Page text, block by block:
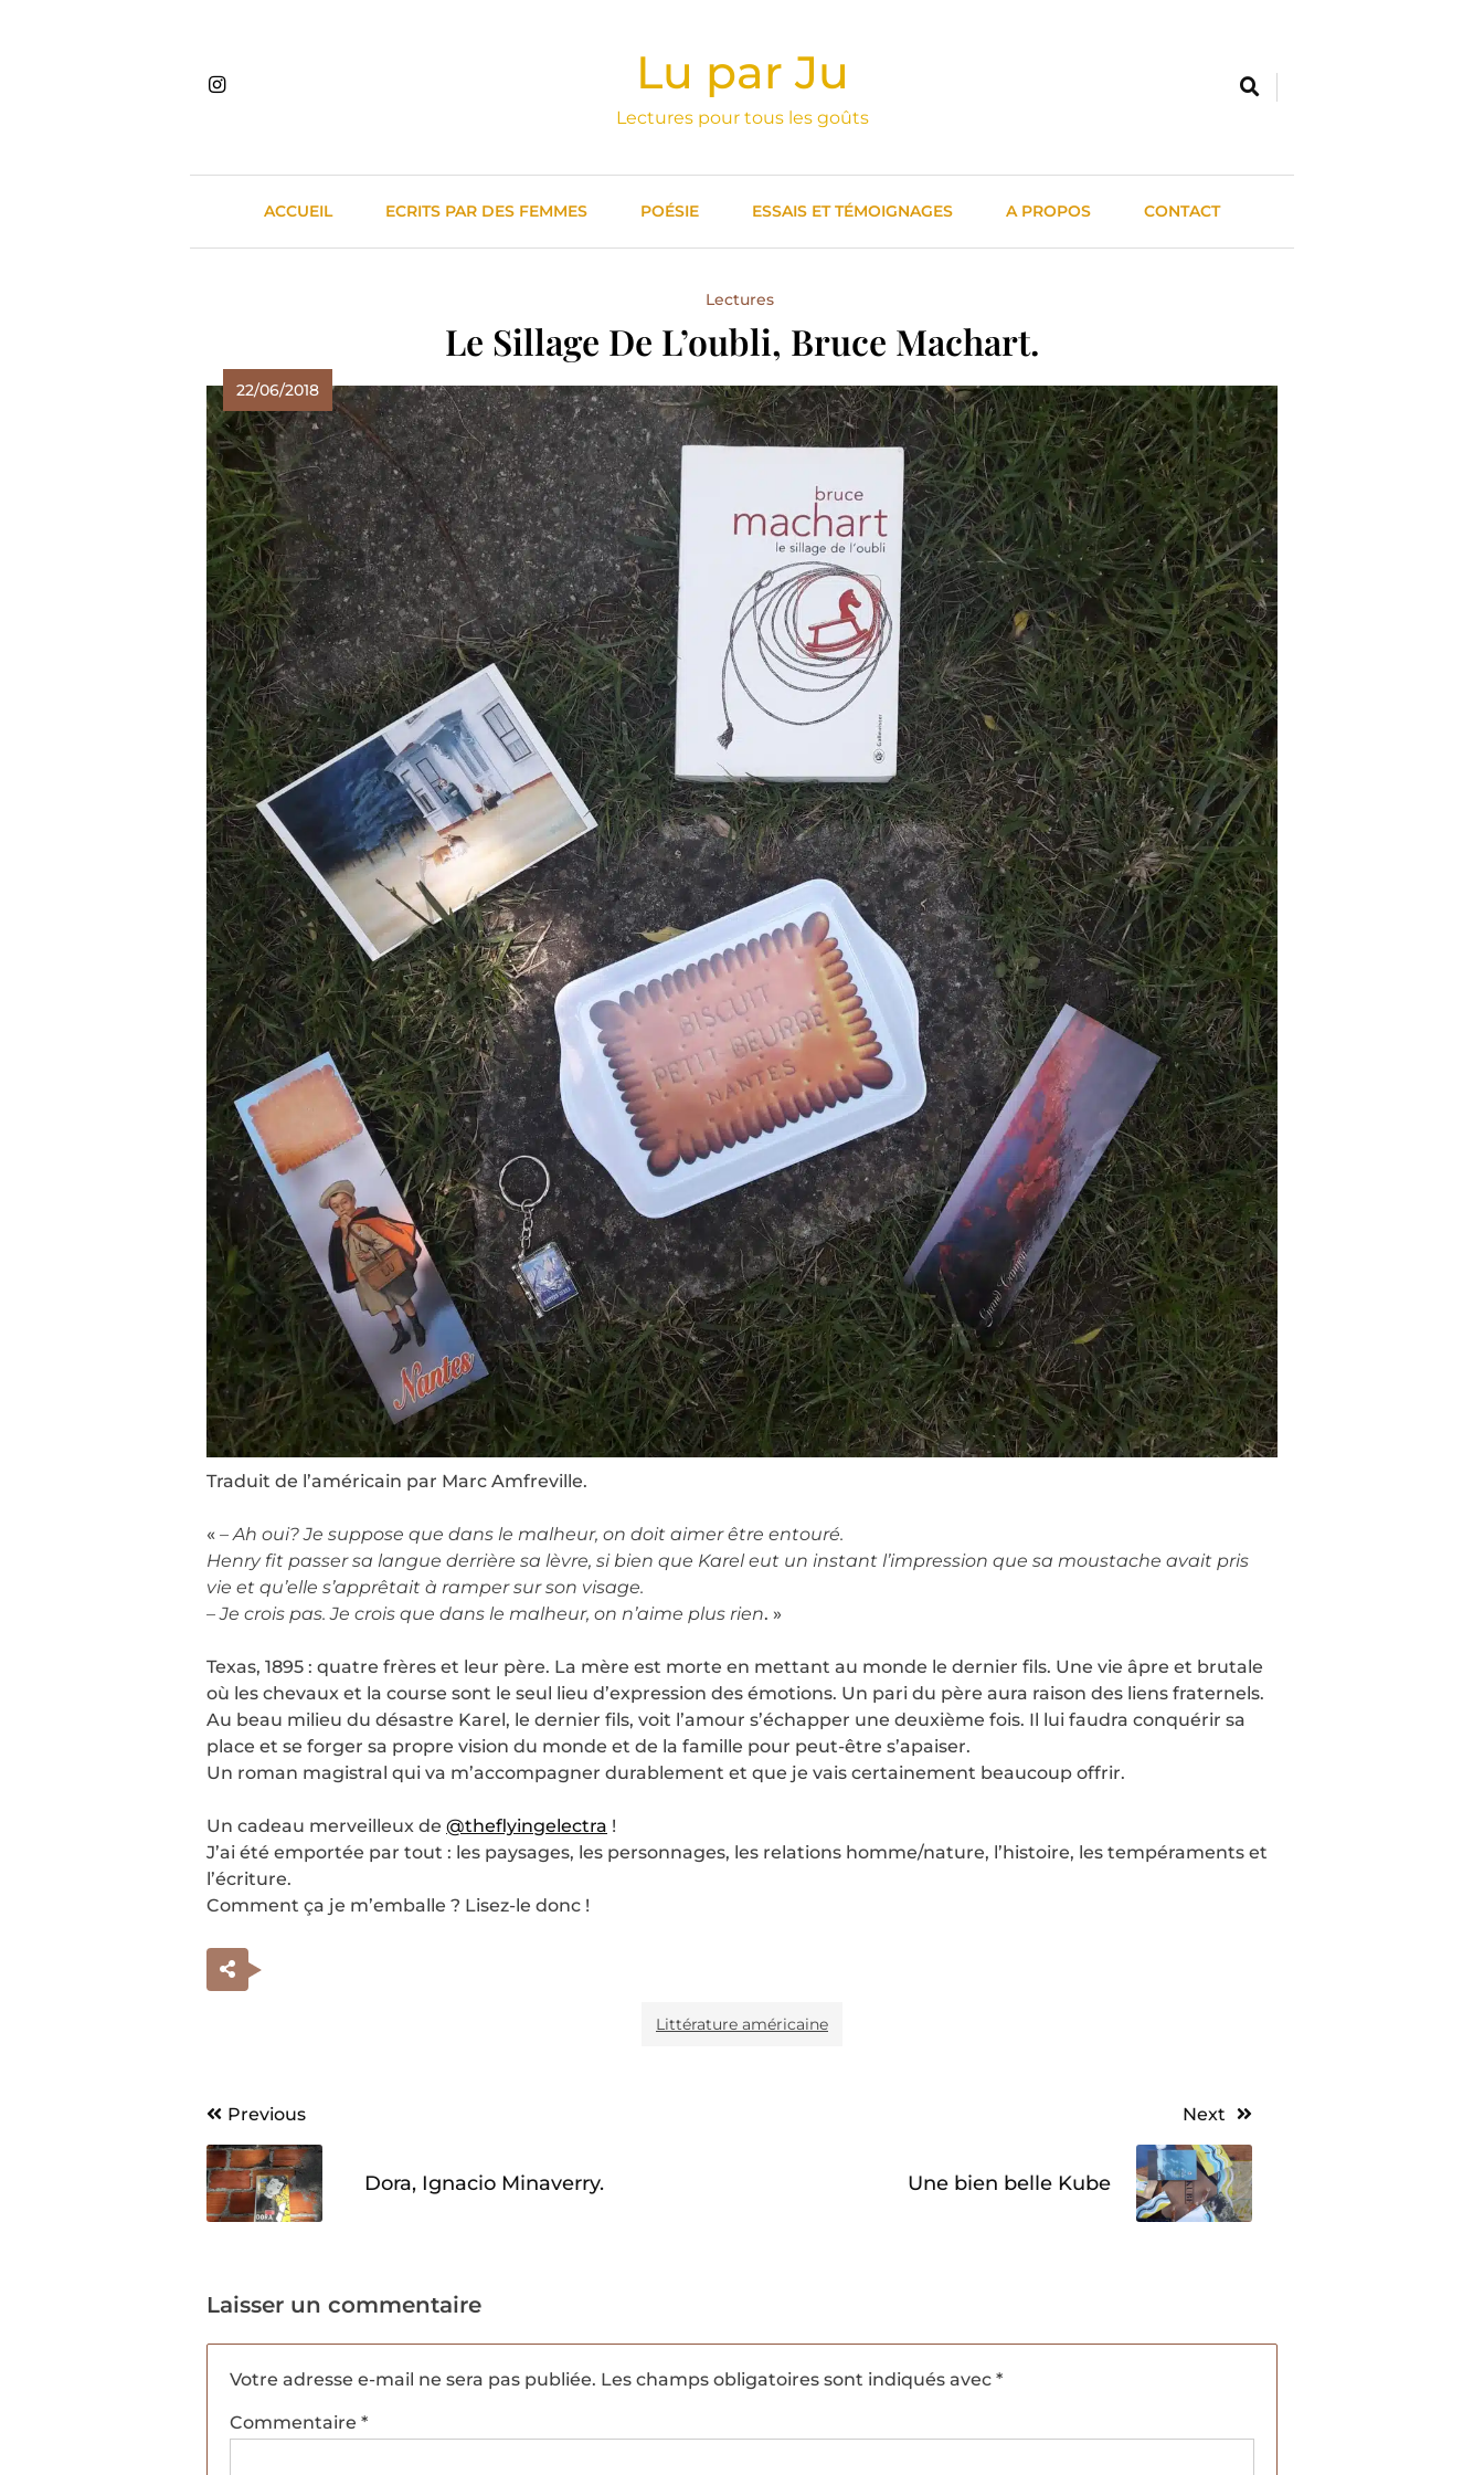
Lu par Ju
Lectures pour tous les goûts
ACCUEIL ECRITS PAR DES FEMMES POÉSIE ESSAIS ET TÉMOIGNAGES A PROPOS CONTACT
Lectures
Le Sillage De L’oubli, Bruce Machart.
22/06/2018
Traduit de l’américain par Marc Amfreville.
« – Ah oui? Je suppose que dans le malheur, on doit aimer être entouré.
Henry fit passer sa langue derrière sa lèvre, si bien que Karel eut un instant l’impression que sa moustache avait pris
vie et qu’elle s’apprêtait à ramper sur son visage.
– Je crois pas. Je crois que dans le malheur, on n’aime plus rien. »
Texas, 1895 : quatre frères et leur père. La mère est morte en mettant au monde le dernier fils. Une vie âpre et brutale
où les chevaux et la course sont le seul lieu d’expression des émotions. Un pari du père aura raison des liens fraternels.
Au beau milieu du désastre Karel, le dernier fils, voit l’amour s’échapper une deuxième fois. Il lui faudra conquérir sa
place et se forger sa propre vision du monde et de la famille pour peut-être s’apaiser.
Un roman magistral qui va m’accompagner durablement et que je vais certainement beaucoup offrir.
Un cadeau merveilleux de @theflyingelectra !
J’ai été emportée par tout : les paysages, les personnages, les relations homme/nature, l’histoire, les tempéraments et
l’écriture.
Comment ça je m’emballe ? Lisez-le donc !
Littérature américaine
Navigation
de
l’article
Previous
Dora, Ignacio Minaverry.
Next
Une bien belle Kube
Laisser un commentaire
Votre adresse e-mail ne sera pas publiée. Les champs obligatoires sont indiqués avec *
Commentaire *